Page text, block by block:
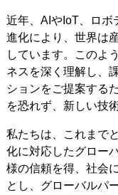
近年、AIやIoT、ロボ
進化により、世界は
しています。このよ
ネスを深く理解し、
ションをご提案する
を恐れず、新しい技
私たちは、これまで
化に対応したグロー
様の信頼を得、社会
とし、グローバルパ